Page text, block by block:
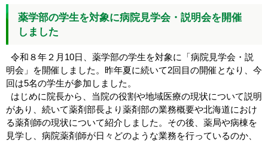
薬学部の学生を対象に病院見学会・説明会を開催
しました
令和８年２月10日、薬学部の学生を対象に「病院見学会・説
明会」を開催しました。昨年夏に続いて2回目の開催となり、今
回は5名の学生が参加しました。
はじめに院長から、当院の役割や地域医療の現状について説明
があり、続いて薬剤部長より薬剤部の業務概要や北海道におけ
る薬剤師の現状について紹介しました。その後、薬局や病棟を
見学し、病院薬剤師が日々どのような業務を行っているのか、